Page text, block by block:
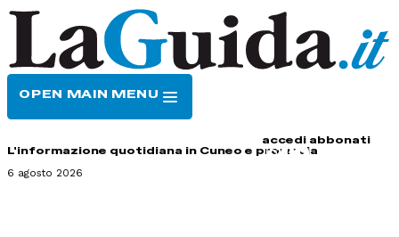
OPEN MAIN MENU
accedi abbonati
L'informazione quotidiana in Cuneo e provincia
6 agosto 2026